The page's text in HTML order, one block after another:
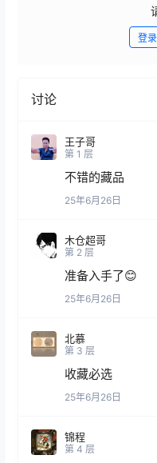
登录
讨论
王子哥
第 1 层
不错的藏品
25年6月26日
木仓超哥
第 2 层
准备入手了😊
25年6月26日
北慕
第 3 层
收藏必选
25年6月26日
锦程
第 4 层